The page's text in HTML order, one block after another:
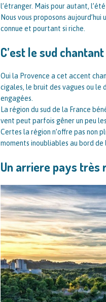
l’étranger. Mais pour autant,
Nous vous proposons
connue et pourtant si riche.
C’est le sud
Oui la Provence a cet accent
cigales, le bruit des vagues ou le
engagées.
La région du sud de la France
vent peut parfois gêner un peu
Certes la région n’offre pas non
moments inoubliables au bord de
Un arriere pays très